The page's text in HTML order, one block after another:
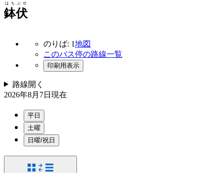
鉢伏
はちぶせ
のりば: 1地図
このバス停の路線一覧
印刷用表示
路線開く
2026年8月7日 現在
平日
土曜
日曜/祝日